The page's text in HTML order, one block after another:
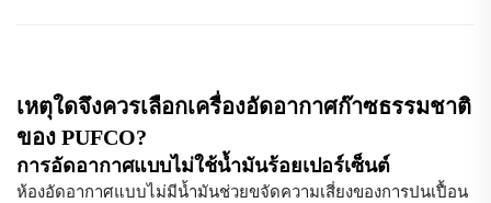
เหตุใดจึงควรเลือกเครื่องอัดอากาศก๊าซธรรมชาติ
ของ PUFCO?
การอัดอากาศแบบไม่ใช้น้ำมันร้อยเปอร์เซ็นต์
ห้องอัดอากาศแบบไม่มีน้ำมันช่วยขจัดความเสี่ยงของการปนเปื้อน